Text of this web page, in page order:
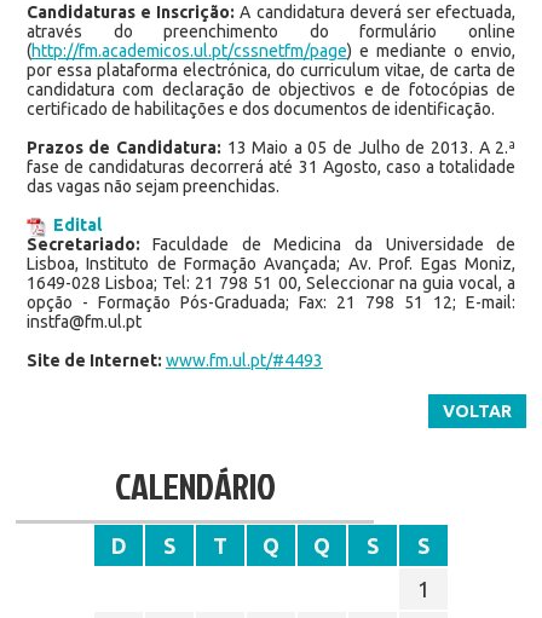
Candidaturas e Inscrição:A candidatura deverá ser efectuada,
através do preenchimento do formulário online
(http://fm.academicos.ul.pt/cssnetfm/page) e mediante o envio,
por essa plataforma electrónica, do curriculum vitae, de carta de
candidatura com declaração de objectivos e de fotocópias de
certificado de habilitações e dos documentos de identificação.
Prazos de Candidatura: 13 Maio a 05 de Julho de 2013. A 2.ª
fase de candidaturas decorrerá até 31 Agosto, caso a totalidade
das vagas não sejam preenchidas.
Edital
Secretariado: Faculdade de Medicina da Universidade de
Lisboa, Instituto de Formação Avançada; Av. Prof. Egas Moniz,
1649-028 Lisboa; Tel: 21 798 51 00, Seleccionar na guia vocal, a
opção - Formação Pós-Graduada; Fax: 21 798 51 12; E-mail:
instfa@fm.ul.pt
Site de Internet: www.fm.ul.pt/#4493
VOLTAR
CALENDÁRIO
D S T Q Q S
S
1